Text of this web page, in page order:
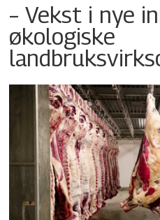
– Vekst i nye
økologiske